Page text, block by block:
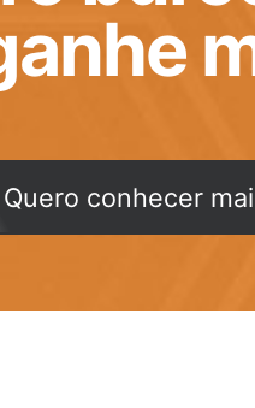
Quero conhecer